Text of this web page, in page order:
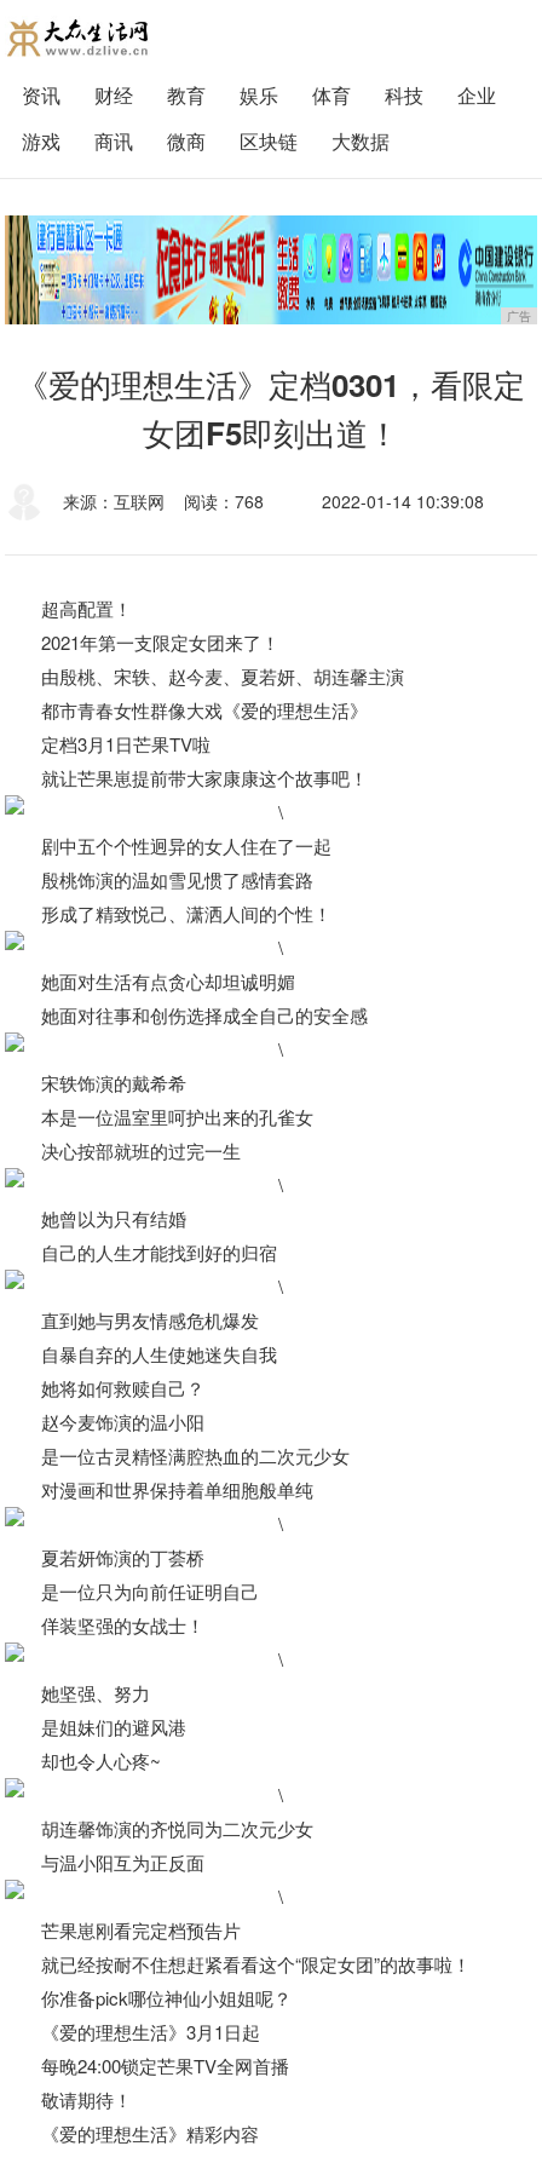
资讯 财经 教育 娱乐 体育 科技
企业
游戏
商讯 微商 区块链 大数据
广告
《爱的理想生活》定档0301，看限定
女团F5即刻出道！
来源：互联网 阅读：768 2022-01-14 10:39:08
超高配置！
2021年第一支限定女团来了！
由殷桃、宋轶、赵今麦、夏若妍、胡连馨主演
都市青春女性群像大戏《爱的理想生活》
定档3月1日芒果TV啦
就让芒果崽提前带大家康康这个故事吧！
剧中五个个性迥异的女人住在了一起
殷桃饰演的温如雪见惯了感情套路
形成了精致悦己、潇洒人间的个性！
她面对生活有点贪心却坦诚明媚
她面对往事和创伤选择成全自己的安全感
宋轶饰演的戴希希
本是一位温室里呵护出来的孔雀女
决心按部就班的过完一生
她曾以为只有结婚
自己的人生才能找到好的归宿
直到她与男友情感危机爆发
自暴自弃的人生使她迷失自我
她将如何救赎自己？
赵今麦饰演的温小阳
是一位古灵精怪满腔热血的二次元少女
对漫画和世界保持着单细胞般单纯
夏若妍饰演的丁荟桥
是一位只为向前任证明自己
佯装坚强的女战士！
她坚强、努力
是姐妹们的避风港
却也令人心疼~
胡连馨饰演的齐悦同为二次元少女
与温小阳互为正反面
芒果崽刚看完定档预告片
就已经按耐不住想赶紧看看这个“限定女团”的故事啦！
你准备pick哪位神仙小姐姐呢？
《爱的理想生活》3月1日起
每晚24:00锁定芒果TV全网首播
敬请期待！
《爱的理想生活》精彩内容